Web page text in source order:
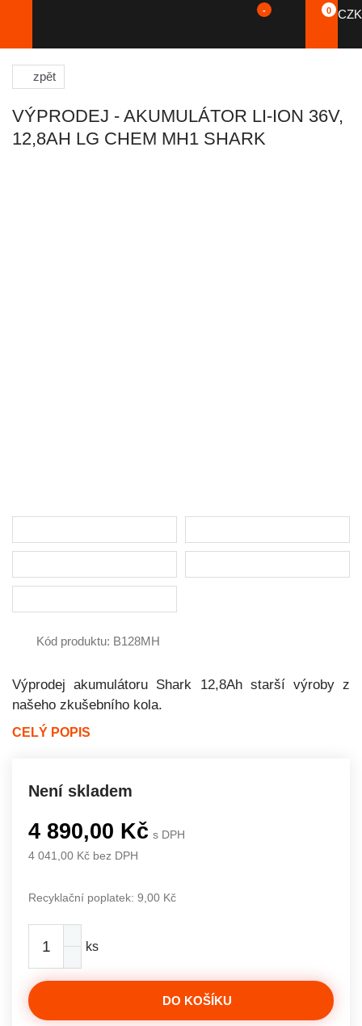
- 0 CZK
zpět
VÝPRODEJ - AKUMULÁTOR LI-ION 36V,
12,8AH LG CHEM MH1 SHARK
Kód produktu: B128MH
Výprodej akumulátoru Shark 12,8Ah starší výroby z
našeho zkušebního kola.
CELÝ POPIS
Není skladem
4 890,00 Kč s DPH
4 041,00 Kč bez DPH
Recyklační poplatek: 9,00 Kč
ks
DO KOŠÍKU